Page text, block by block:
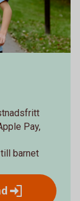
Pay,
barnet